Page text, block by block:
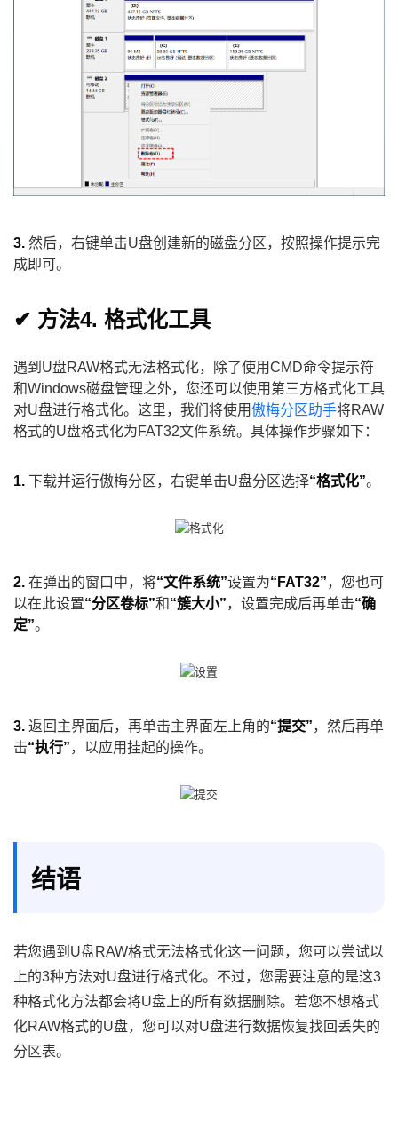
3. 然后，右键单击U盘创建新的磁盘分区，按照操作提示完
成即可。
✔ 方法4. 格式化工具
遇到U盘RAW格式无法格式化，除了使用CMD命令提示符
和Windows磁盘管理之外，您还可以使用第三方格式化工具
对U盘进行格式化。这里，我们将使用傲梅分区助手将RAW
格式的U盘格式化为FAT32文件系统。具体操作步骤如下：
1. 下载并运行傲梅分区，右键单击U盘分区选择“格式化”。
2. 在弹出的窗口中，将“文件系统”设置为“FAT32”，您也可
以在此设置“分区卷标”和“簇大小”，设置完成后再单击“确
定”。
3. 返回主界面后，再单击主界面左上角的“提交”，然后再单
击“执行”，以应用挂起的操作。
结语
若您遇到U盘RAW格式无法格式化这一问题，您可以尝试以
上的3种方法对U盘进行格式化。不过，您需要注意的是这3
种格式化方法都会将U盘上的所有数据删除。若您不想格式
化RAW格式的U盘，您可以对U盘进行数据恢复找回丢失的
分区表。